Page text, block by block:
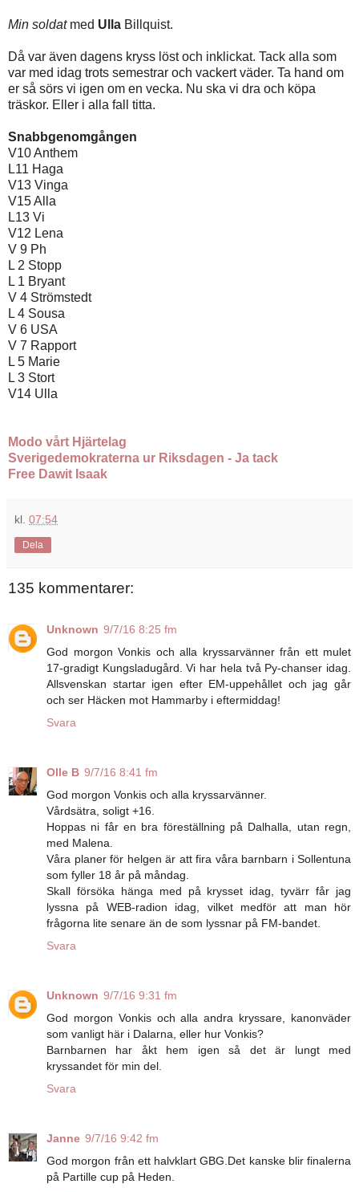
Min soldatmed Ulla Billquist.
Då var även dagens kryss löst och inklickat. Tack alla som
var med idag trots semestrar och vackert väder. Ta hand om
er så sörs vi igen om en vecka. Nu ska vi dra och köpa
träskor. Eller i alla fall titta.
Snabbgenomgången
V10 Anthem
L11 Haga
V13 Vinga
V15 Alla
L13 Vi
V12 Lena
V 9 Ph
L 2 Stopp
L 1 Bryant
V 4 Strömstedt
L 4 Sousa
V 6 USA
V 7 Rapport
L 5 Marie
L 3 Stort
V14 Ulla
Modo vårt Hjärtelag
Sverigedemokraterna ur Riksdagen - Ja tack
Free Dawit Isaak
kl. 07:54
Dela
135 kommentarer:
Unknown 9/7/16 8:25 fm
God morgon Vonkis och alla kryssarvänner från ett mulet
17-gradigt Kungsladugård. Vi har hela två Py-chanser idag.
Allsvenskan startar igen efter EM-uppehållet och jag går
och ser Häcken mot Hammarby i eftermiddag!
Svara
Olle B 9/7/16 8:41 fm
God morgon Vonkis och alla kryssarvänner.
Vårdsätra, soligt +16.
Hoppas ni får en bra föreställning på Dalhalla, utan regn,
med Malena.
Våra planer för helgen är att fira våra barnbarn i Sollentuna
som fyller 18 år på måndag.
Skall försöka hänga med på krysset idag, tyvärr får jag
lyssna på WEB-radion idag, vilket medför att man hör
frågorna lite senare än de som lyssnar på FM-bandet.
Svara
Unknown 9/7/16 9:31 fm
God morgon Vonkis och alla andra kryssare, kanonväder
som vanligt här i Dalarna, eller hur Vonkis?
Barnbarnen har åkt hem igen så det är lungt med
kryssandet för min del.
Svara
Janne 9/7/16 9:42 fm
God morgon från ett halvklart GBG.Det kanske blir finalerna
på Partille cup på Heden.